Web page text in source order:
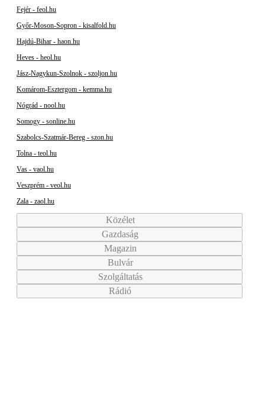
Fejér - feol.hu
Győr-Moson-Sopron - kisalfold.hu
Hajdú-Bihar - haon.hu
Heves - heol.hu
Jász-Nagykun-Szolnok - szoljon.hu
Komárom-Esztergom - kemma.hu
Nógrád - nool.hu
Somogy - sonline.hu
Szabolcs-Szatmár-Bereg - szon.hu
Tolna - teol.hu
Vas - vaol.hu
Veszprém - veol.hu
Zala - zaol.hu
Közélet
Gazdaság
Magazin
Bulvár
Szolgáltatás
Rádió